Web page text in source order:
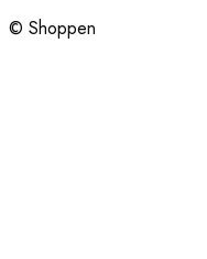
© Shoppen